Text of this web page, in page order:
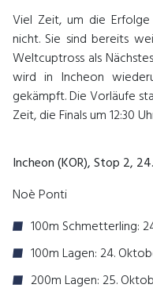
Viel Zeit, um die
nicht. Sie sind bereits
Weltcuptross als
wird in Incheon
gekämpft. Die Vorläufe
Zeit, die Finals um 12:30
Incheon (KOR), Stop 2,
Noè Ponti
100m Schmetterling:
100m Lagen: 24.
200m Lagen: 25.